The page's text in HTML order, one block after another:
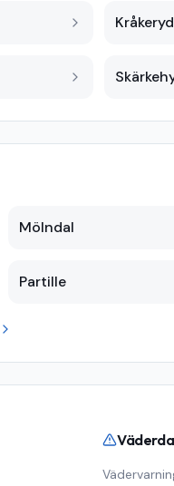
Kråkeryd
Mölndal
Partille